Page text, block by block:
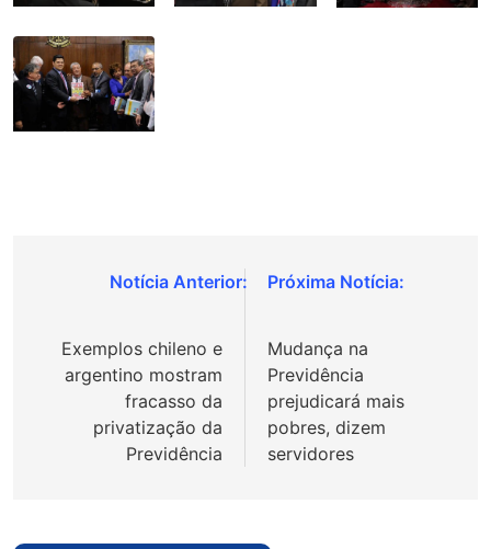
Navegação
Post
Exemplos chileno e
argentino mostram
fracasso da
privatização da
Previdência
Mudança na
Previdência
prejudicará mais
pobres, dizem
servidores